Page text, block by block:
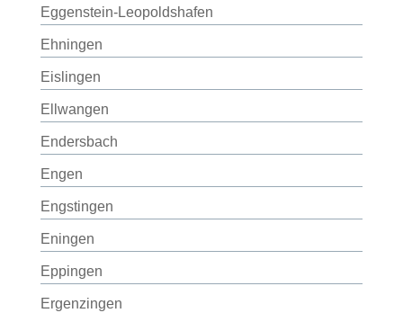
Eggenstein-Leopoldshafen
Ehningen
Eislingen
Ellwangen
Endersbach
Engen
Engstingen
Eningen
Eppingen
Ergenzingen